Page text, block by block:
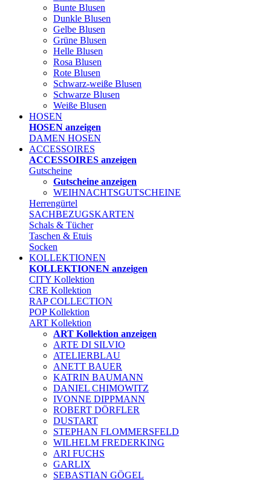
Bunte Blusen
Dunkle Blusen
Gelbe Blusen
Grüne Blusen
Helle Blusen
Rosa Blusen
Rote Blusen
Schwarz-weiße Blusen
Schwarze Blusen
Weiße Blusen
HOSEN
HOSEN anzeigen
DAMEN HOSEN
ACCESSOIRES
ACCESSOIRES anzeigen
Gutscheine
Gutscheine anzeigen
WEIHNACHTSGUTSCHEINE
Herrengürtel
SACHBEZUGSKARTEN
Schals & Tücher
Taschen & Etuis
Socken
KOLLEKTIONEN
KOLLEKTIONEN anzeigen
CITY Kollektion
CRE Kollektion
RAP COLLECTION
POP Kollektion
ART Kollektion
ART Kollektion anzeigen
ARTE DI SILVIO
ATELIERBLAU
ANETT BAUER
KATRIN BAUMANN
DANIEL CHIMOWITZ
IVONNE DIPPMANN
ROBERT DÖRFLER
DUSTART
STEPHAN FLOMMERSFELD
WILHELM FREDERKING
ARI FUCHS
GARLIX
SEBASTIAN GÖGEL